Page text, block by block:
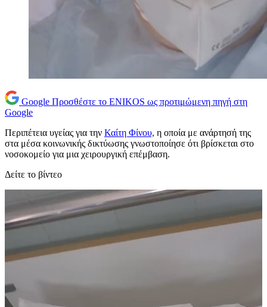
Google Προσθέστε το ENIKOS ως προτιμώμενη πηγή στη
Google
Περιπέτεια υγείας για την Καίτη Φίνου, η οποία με ανάρτησή της
στα μέσα κοινωνικής δικτύωσης γνωστοποίησε ότι βρίσκεται στο
νοσοκομείο για μια χειρουργική επέμβαση.
Δείτε το βίντεο
Αναπαραγωγής
Βίντεο